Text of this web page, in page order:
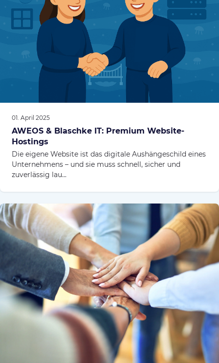
01. April 2025
AWEOS & Blaschke IT: Premium Website-
Hostings
Die eigene Website ist das digitale Aushängeschild eines
Unternehmens – und sie muss schnell, sicher und
zuverlässig lau...